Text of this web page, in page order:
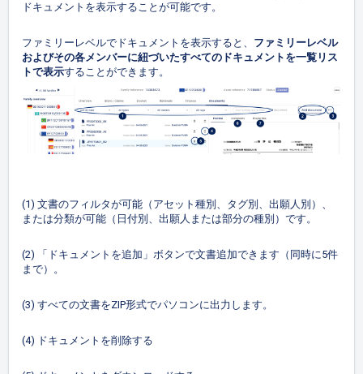
ドキュメントを表示することが可能です。
ファミリーレベルでドキュメントを表示すると、 ファミリーレベル
およびその各メンバーに紐づいたすべてのドキュメントを一覧リス
トで表示することができます。
(1) 文書のフィルタが可能（アセット種別、タグ別、出願人別）、
または分類が可能（日付別、出願人または部分の種別）です。
(2) 「ドキュメントを追加」ボタンで文書追加できます（同時に5件
まで）。
(3) すべての文書をZIP形式でパソコンに出力します。
(4) ドキュメントを削除する